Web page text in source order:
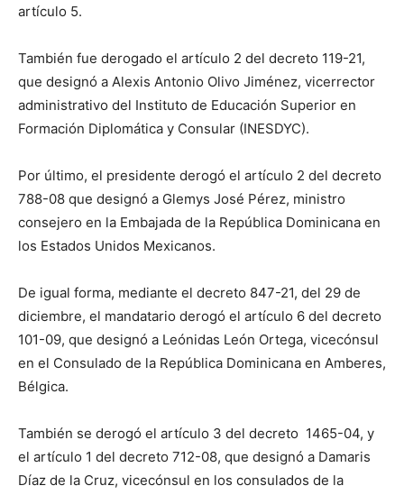
artículo 5.
También fue derogado el artículo 2 del decreto 119-21,
que designó a Alexis Antonio Olivo Jiménez, vicerrector
administrativo del Instituto de Educación Superior en
Formación Diplomática y Consular (INESDYC).
Por último, el presidente derogó el artículo 2 del decreto
788-08 que designó a Glemys José Pérez, ministro
consejero en la Embajada de la República Dominicana en
los Estados Unidos Mexicanos.
De igual forma, mediante el decreto 847-21, del 29 de
diciembre, el mandatario derogó el artículo 6 del decreto
101-09, que designó a Leónidas León Ortega, vicecónsul
en el Consulado de la República Dominicana en Amberes,
Bélgica.
También se derogó el artículo 3 del decreto 1465-04, y
el artículo 1 del decreto 712-08, que designó a Damaris
Díaz de la Cruz, vicecónsul en los consulados de la